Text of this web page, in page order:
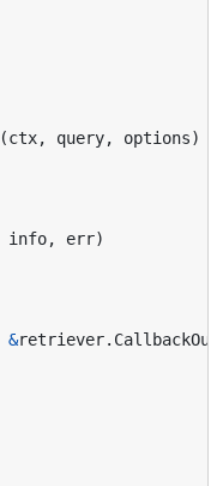
(ctx, query, options)
info, err)
&retriever.